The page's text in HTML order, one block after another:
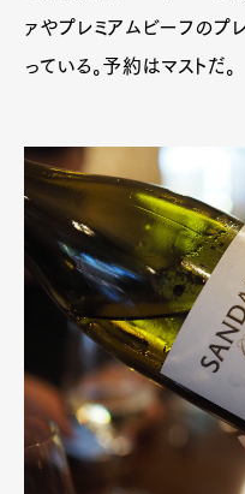
ァやプレミアムビーフのプ
っている。予約はマストだ。